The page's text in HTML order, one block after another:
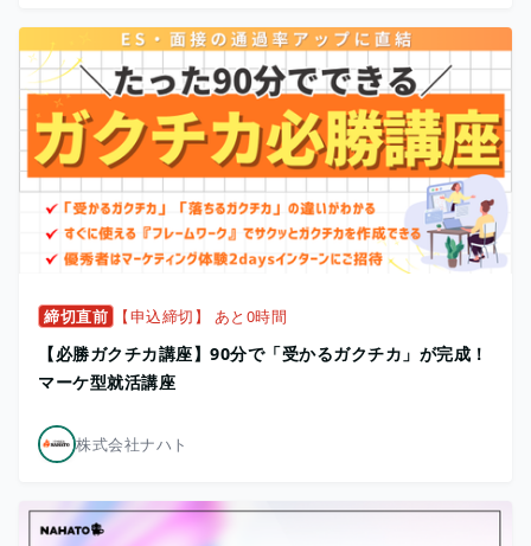
締切直前 【申込締切】 あと0時間
【必勝ガクチカ講座】90分で「受かるガクチカ」が完成！
マーケ型就活講座
株式会社ナハト